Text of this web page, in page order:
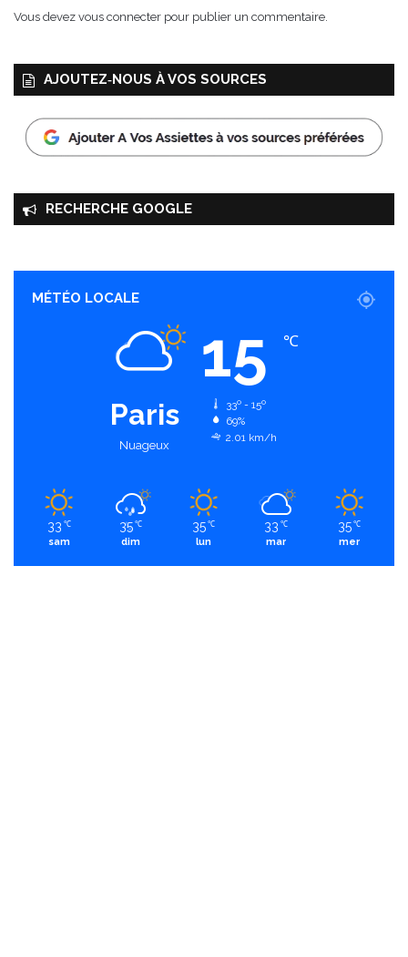
Vous devez vous connecter pour publier un commentaire.
AJOUTEZ‑NOUS À VOS SOURCES
RECHERCHE GOOGLE
MÉTÉO LOCALE
Paris
Nuageux
15 ℃
33º - 15º
69%
2.01 km/h
33 ℃
sam
35 ℃
dim
35 ℃
lun
33 ℃
mar
35 ℃
mer